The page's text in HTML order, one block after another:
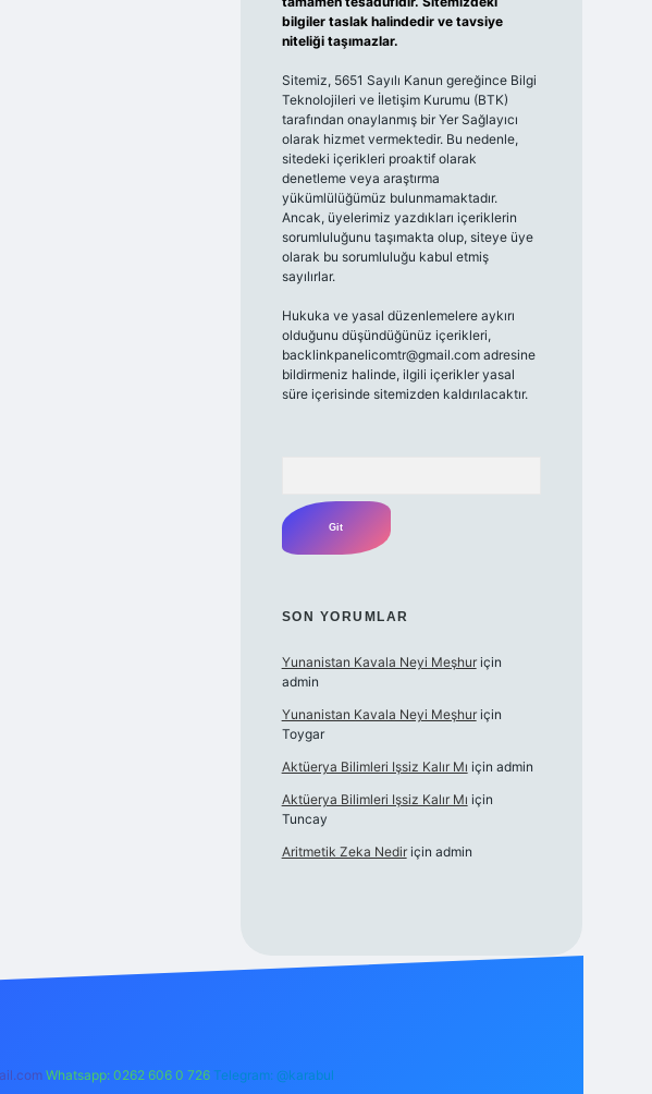
bilgiler taslak halindedir ve tavsiye
niteliği taşımazlar.
Sitemiz, 5651 Sayılı Kanun gereğince Bilgi
Teknolojileri ve İletişim Kurumu (BTK)
tarafından onaylanmış bir Yer Sağlayıcı
olarak hizmet vermektedir. Bu nedenle,
sitedeki içerikleri proaktif olarak
denetleme veya araştırma
yükümlülüğümüz bulunmamaktadır.
Ancak, üyelerimiz yazdıkları içeriklerin
sorumluluğunu taşımakta olup, siteye üye
olarak bu sorumluluğu kabul etmiş
sayılırlar.
Hukuka ve yasal düzenlemelere aykırı
olduğunu düşündüğünüz içerikleri,
backlinkpanelicomtr@gmail.comadresine
bildirmeniz halinde, ilgili içerikler yasal
süre içerisinde sitemizden kaldırılacaktır.
SON YORUMLAR
Yunanistan Kavala Neyi Meşhuriçin
admin
Yunanistan Kavala Neyi Meşhuriçin
Toygar
Aktüerya Bilimleri Işsiz Kalır Mı için admin
Aktüerya Bilimleri Işsiz Kalır Mı için
Tuncay
Aritmetik Zeka Nediriçin admin
Whatsapp: 0262 606 0 726 Telegram: @karabul